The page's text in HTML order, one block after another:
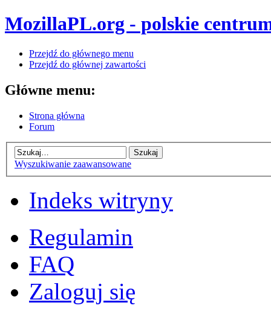
MozillaPL.org - polskie
Przejdź do głównego menu
Przejdź do głównej zawartości
Główne menu:
Strona główna
Forum
Wyszukiwanie zaawansowane
Indeks witryny
Regulamin
FAQ
Zaloguj się